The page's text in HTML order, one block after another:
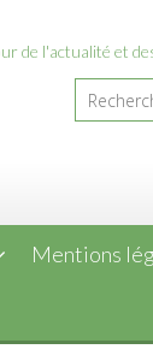
de l'actualité et
Mentions